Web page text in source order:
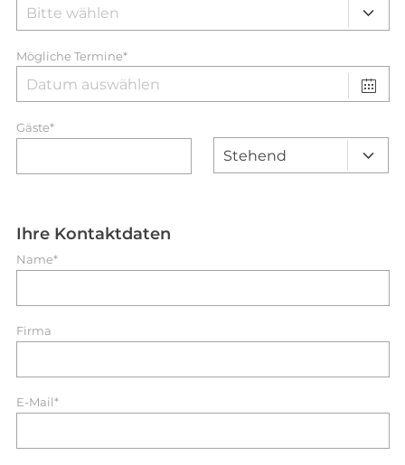
Mögliche Termine*
Gäste*
Ihre Kontaktdaten
Name*
Firma
E-Mail*